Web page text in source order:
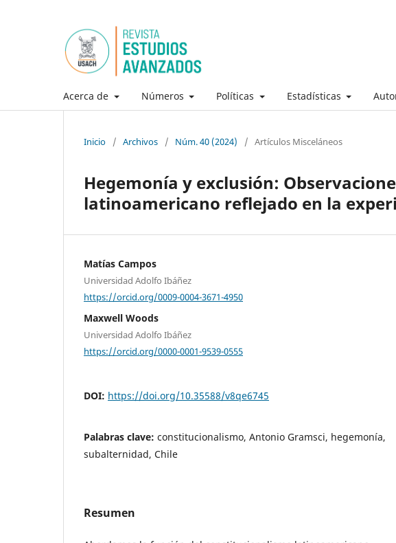
Acerca de Números Políticas Estadísticas
Inicio / Archivos / Núm. 40 (2024) / Artículos Misceláneos
Hegemonía y exclusión:
latinoamericano reflejado en la
Matías Campos
Universidad Adolfo Ibáñez
https://orcid.org/0009-0004-3671-4950
Maxwell Woods
Universidad Adolfo Ibáñez
https://orcid.org/0000-0001-9539-0555
DOI: https://doi.org/10.35588/v8qe6745
Palabras clave: constitucionalismo, Antonio Gramsci, hegemonía,
subalternidad, Chile
Resumen